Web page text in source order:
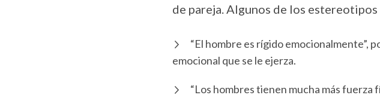
de pareja. Algunos de los estereotipos
“El hombre es rígido emocionalmente”,
emocional que se le ejerza.
“Los hombres tienen mucha más fuerza